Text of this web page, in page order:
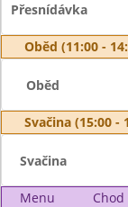
Přesnídávka
Oběd (11:00 -
Oběd
Svačina (15:00 -
Svačina
Menu Chod